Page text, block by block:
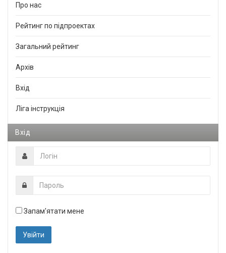
Про нас
Рейтинг по підпроектах
Загальний рейтинг
Архів
Вхід
Ліга інструкція
Вхід
Запам'ятати мене